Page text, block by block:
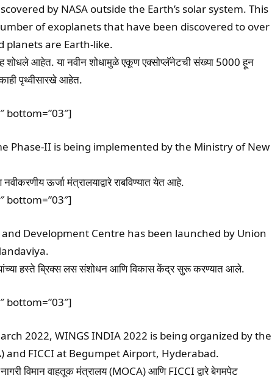
by NASA outside the Earth’s solar system. This
of exoplanets that have been discovered to over
planets are Earth-like.
शोधले आहेत. या नवीन शोधामुळे एकूण एक्सोप्लॅनेटची संख्या 5000 हून
पृथ्वीसारखे आहेत.
bottom=”03″]
Phase-II is being implemented by the Ministry of New
ऊर्जा मंत्रालयाद्वारे राबविण्यात येत आहे.
bottom=”03″]
and Development Centre has been launched by Union
हस्ते ब्रिक्स लस संशोधन आणि विकास केंद्र सुरू करण्यात आले.
bottom=”03″]
2022, WINGS INDIA 2022 is being organized by the
and FICCI at Begumpet Airport, Hyderabad.
विमान वाहतूक मंत्रालय (MOCA) आणि FICCI द्वारे बेगमपेट